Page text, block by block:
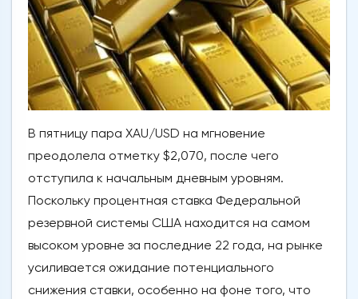
В пятницу пара XAU/USD на мгновение
преодолела отметку $2,070, после чего
отступила к начальным дневным уровням.
Поскольку процентная ставка Федеральной
резервной системы США находится на самом
высоком уровне за последние 22 года, на рынке
усиливается ожидание потенциального
снижения ставки, особенно на фоне того, что